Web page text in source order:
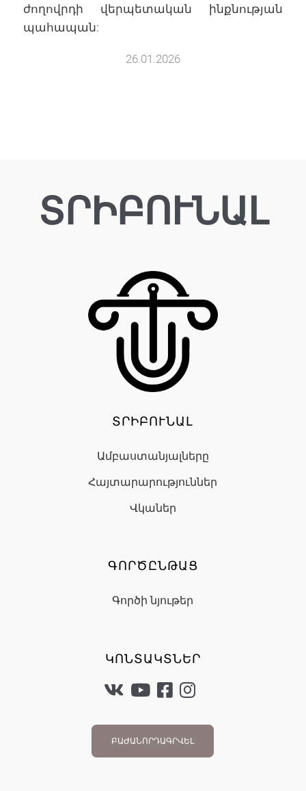
ժողովրդի վերպետական ինքնության
պահապան:
26.01.2026
ՏՐԻԲՈՒՆԱԼ
ՏՐԻԲՈՒՆԱԼ
Ամբաստանյալները
Հայտարարություններ
Վկաներ
ԳՈՐԾԸՆԹԱՑ
Գործի նյութեր
ԿՈՆՏԱԿՏՆԵՐ
ԲԱԺԱՆՈՐԴԱԳՐՎԵԼ